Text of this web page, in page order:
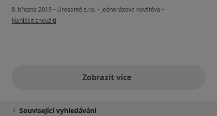
8. března 2019 • Urosanté s.r.o. • Jednorázová návštěva •
podle názoru uživatele Iva Chybová
Nahlásit zneužití
Zobrazit vícevýše uvedené názory
Související vyhledávání